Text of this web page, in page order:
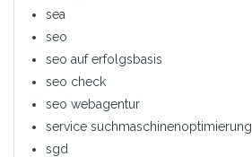
sea
seo
seo auf erfolgsbasis
seo check
seo webagentur
service suchmaschinenoptimierung
sgd